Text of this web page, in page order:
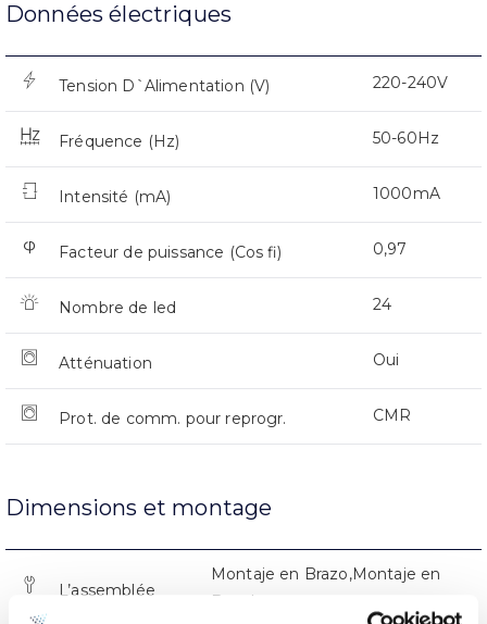
Données électriques
Tension D`Alimentation (V) 220-240V
Fréquence (Hz) 50-60Hz
Intensité (mA) 1000mA
Facteur de puissance (Cos fi) 0,97
Nombre de led 24
Atténuation Oui
Prot. de comm. pour reprogr. CMR
Dimensions et montage
L’assemblée
Montaje en Brazo,Montaje en
Baculo